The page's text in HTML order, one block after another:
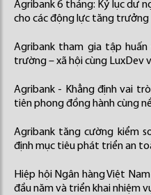
Agribank 6 tháng: Kỷ lục dư
cho các động lực tăng trưởng
Agribank tham gia tập
trường – xã hội cùng LuxDev
Agribank - Khẳng định vai
tiên phong đồng hành cùng
Agribank tăng cường kiểm
định mục tiêu phát triển an
Hiệp hội Ngân hàng Việt
đầu năm và triển khai nhiệm